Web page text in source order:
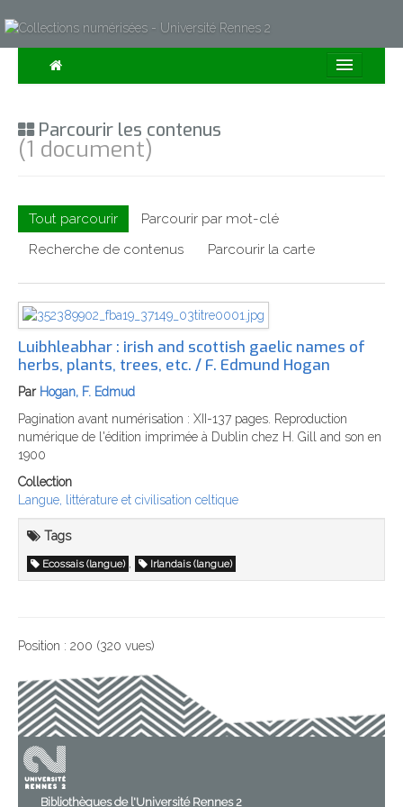
Collections
Expositions
À propos
Recherche avancée
Parcourir les contenus
(1 document)
Tout parcourir
Parcourir par mot-clé
Recherche de contenus
Parcourir la carte
Luibhleabhar : irish and scottish gaelic names of
herbs, plants, trees, etc. / F. Edmund Hogan
Par Hogan, F. Edmud
Pagination avant numérisation : XII-137 pages. Reproduction
numérique de l'édition imprimée à Dublin chez H. Gill and son en
1900
Collection
Langue, littérature et civilisation celtique
Tags
Ecossais (langue) , Irlandais (langue)
Position : 200 (320 vues)
Bibliothèques de l'Université Rennes 2